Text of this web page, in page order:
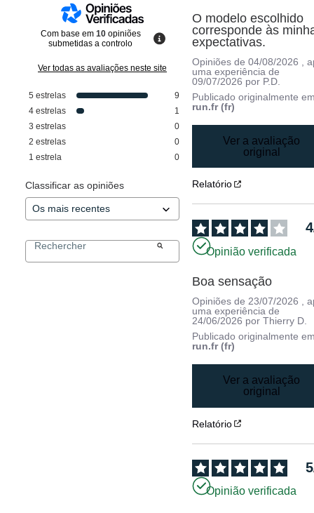
Com base em 10 opiniões
submetidas a controlo
Ver todas as avaliações neste site
5 estrelas
9
4 estrelas
1
3 estrelas
0
2 estrelas
0
1 estrela 0
Classificar as opiniões
O modelo escolhido
corresponde às
expectativas.
Opiniões de04/08/2026
,
uma experiência de
09/07/2026 por P.D.
Publicado originalmente
run.fr (fr)
Ver a avaliação
original
Relatório
4
Opinião verificada
Boa sensação
Opiniões de23/07/2026 ,
uma experiência de
24/06/2026 porThierry D.
Publicado originalmente
run.fr (fr)
Ver a avaliação
original
Relatório
5
Opinião verificada